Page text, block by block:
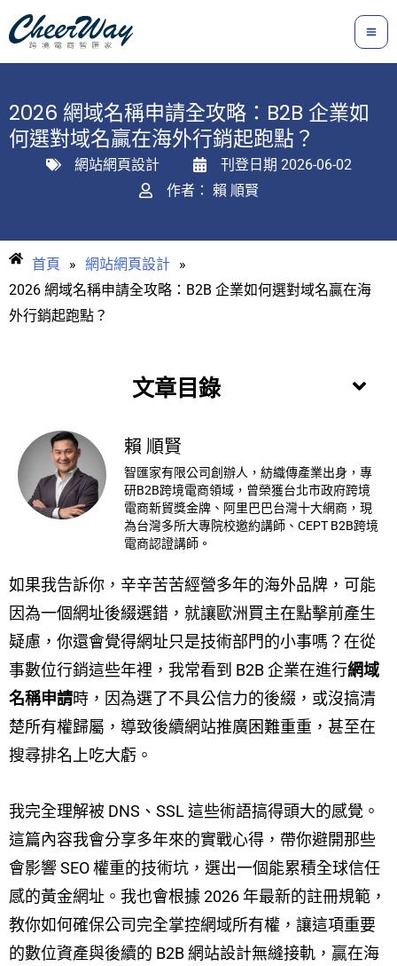
至
主
內
容
2026 網域名稱申請全攻略：B2B 企業如
何選對域名贏在海外行銷起跑點？
網站網頁設計 刊登日期 2026-06-02
作者： 賴 順賢
首頁 » 網站網頁設計 »
2026 網域名稱申請全攻略：B2B 企業如何選對域名贏在海
外行銷起跑點？
文章目錄
賴 順賢
智匯家有限公司創辦人，紡織傳產業出身，專
研B2B跨境電商領域，曾榮獲台北市政府跨境
電商新貿獎金牌、阿里巴巴台灣十大網商，現
為台灣多所大專院校邀約講師、CEPT B2B跨境
電商認證講師。
如果我告訴你，辛辛苦苦經營多年的海外品牌，可能
因為一個網址後綴選錯，就讓歐洲買主在點擊前產生
疑慮，你還會覺得網址只是技術部門的小事嗎？在從
事數位行銷這些年裡，我常看到 B2B 企業在進行網域
名稱申請時，因為選了不具公信力的後綴，或沒搞清
楚所有權歸屬，導致後續網站推廣困難重重，甚至在
搜尋排名上吃大虧。
我完全理解被 DNS、SSL 這些術語搞得頭大的感覺。
這篇內容我會分享多年來的實戰心得，帶你避開那些
會影響 SEO 權重的技術坑，選出一個能累積全球信任
感的黃金網址。我也會根據 2026 年最新的註冊規範，
教你如何確保公司完全掌控網域所有權，讓這項重要
的數位資產與後續的 B2B 網站設計無縫接軌，贏在海